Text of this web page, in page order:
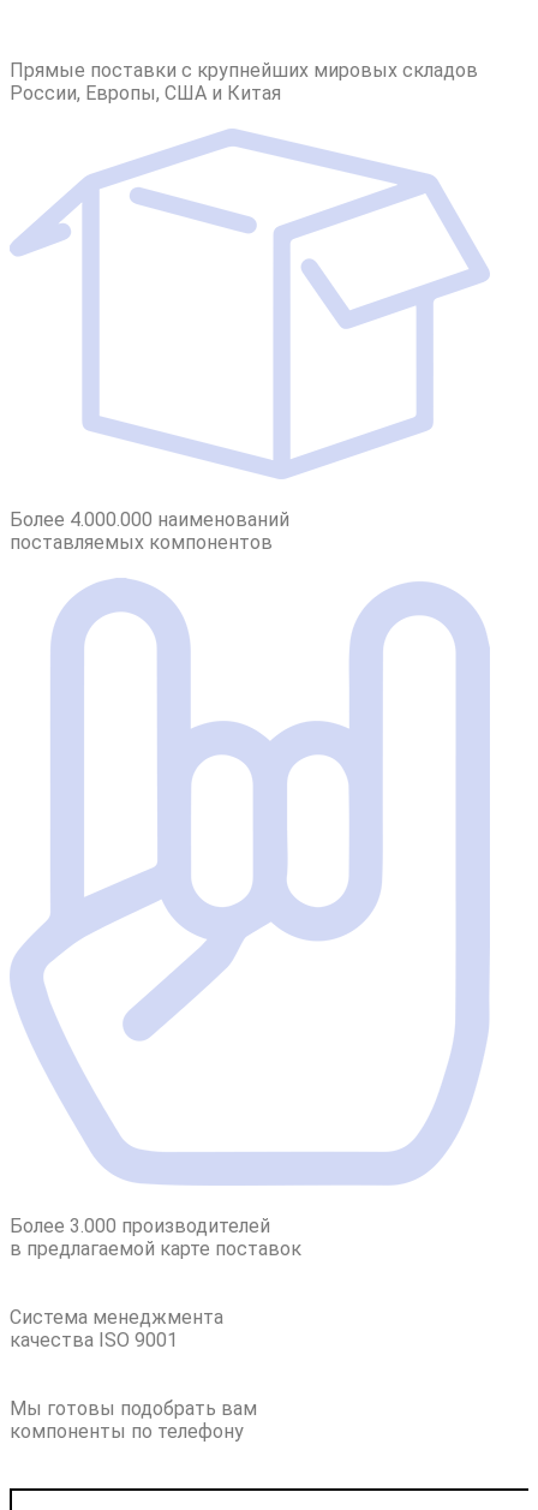
Прямые поставки с крупнейших мировых складов
России, Европы, США и Китая
Более 4.000.000 наименований
поставляемых компонентов
Более 3.000 производителей
в предлагаемой карте поставок
Система менеджмента
качества ISO 9001
Мы готовы подобрать вам
компоненты по телефону